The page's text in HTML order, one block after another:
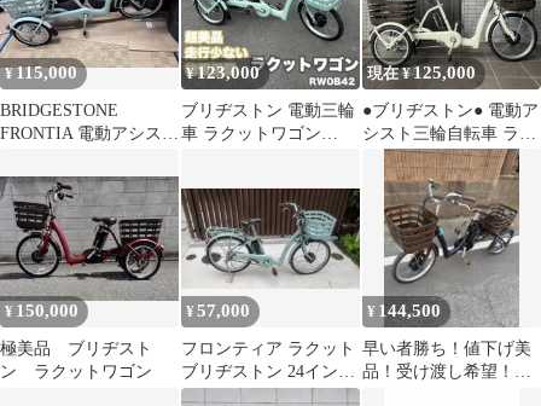
¥115,000
BRIDGESTONE
FRONTIA 電動アシスト
¥123,000
ブリヂストン 電動三輪
車 ラクットワゴン
現在 ¥125,000
●ブリヂストン● 電動ア
シスト三輪自転車 ラク
ットワゴン 大容量 大型
バスケット
¥ 150,000
極美品 ブリヂスト
ン ラクットワゴン
¥57,000
フロンティア ラクット
ブリヂストン 24イン
チ 内装3段 電動自転
¥ 144,500
早い者勝ち！値下げ美
品！受け渡し希望！